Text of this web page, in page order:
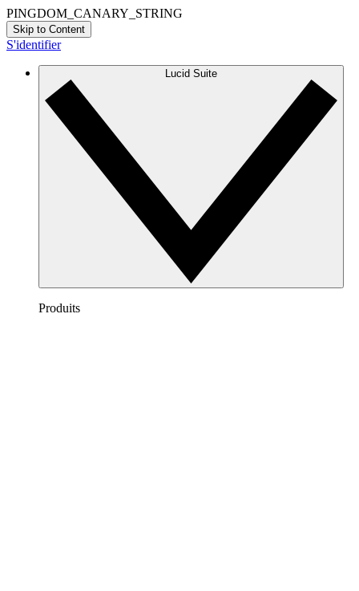
PINGDOM_CANARY_STRING
Skip to Content
S'identifier
Lucid Suite
Produits